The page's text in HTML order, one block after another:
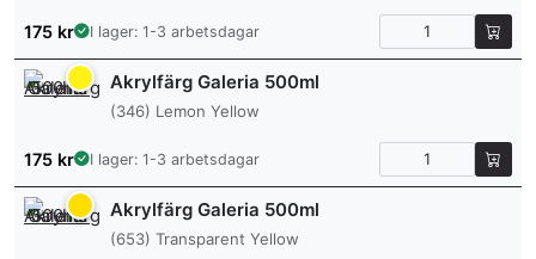
175 kr I lager: 1-3 arbetsdagar
Akrylfärg Galeria 500ml
(346) Lemon Yellow
175 kr I lager: 1-3 arbetsdagar
Akrylfärg Galeria 500ml
(653) Transparent Yellow